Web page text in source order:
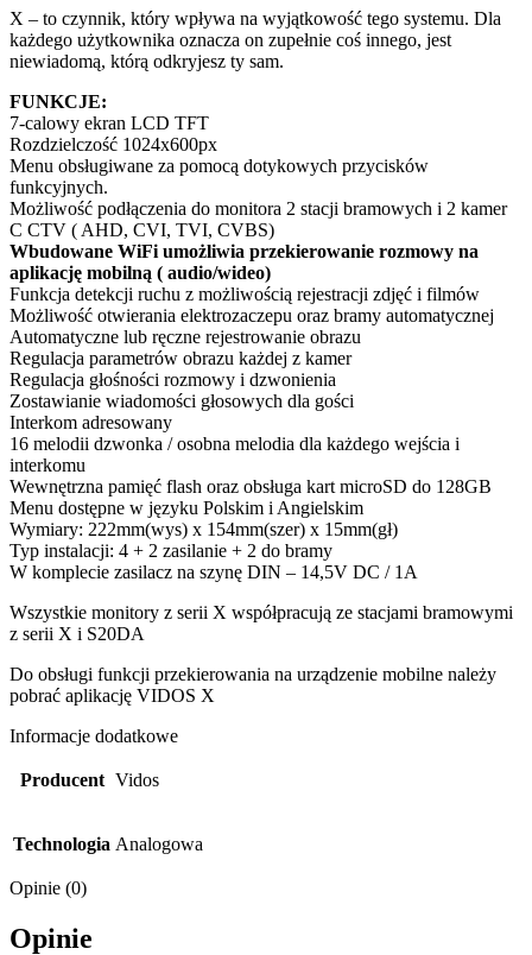
X – to czynnik, który wpływa na wyjątkowość tego systemu. Dla
każdego użytkownika oznacza on zupełnie coś innego, jest
niewiadomą, którą odkryjesz ty sam.
FUNKCJE:
7-calowy ekran LCD TFT
Rozdzielczość 1024x600px
Menu obsługiwane za pomocą dotykowych przycisków
funkcyjnych.
Możliwość podłączenia do monitora 2 stacji bramowych i 2 kamer
C CTV ( AHD, CVI, TVI, CVBS)
Wbudowane WiFi umożliwia przekierowanie rozmowy na
aplikację mobilną ( audio/wideo)
Funkcja detekcji ruchu z możliwością rejestracji zdjęć i filmów
Możliwość otwierania elektrozaczepu oraz bramy automatycznej
Automatyczne lub ręczne rejestrowanie obrazu
Regulacja parametrów obrazu każdej z kamer
Regulacja głośności rozmowy i dzwonienia
Zostawianie wiadomości głosowych dla gości
Interkom adresowany
16 melodii dzwonka / osobna melodia dla każdego wejścia i
interkomu
Wewnętrzna pamięć flash oraz obsługa kart microSD do 128GB
Menu dostępne w języku Polskim i Angielskim
Wymiary: 222mm(wys) x 154mm(szer) x 15mm(gł)
Typ instalacji: 4 + 2 zasilanie + 2 do bramy
W komplecie zasilacz na szynę DIN – 14,5V DC / 1A
Wszystkie monitory z serii X współpracują ze stacjami bramowymi
z serii X i S20DA
Do obsługi funkcji przekierowania na urządzenie mobilne należy
pobrać aplikację VIDOS X
Informacje dodatkowe
Producent Vidos
Technologia Analogowa
Opinie (0)
Opinie